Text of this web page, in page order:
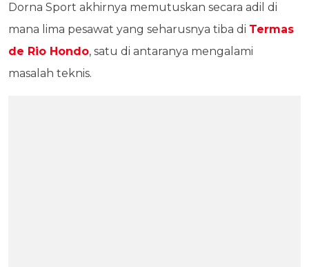
Dorna Sport akhirnya memutuskan secara adil di
mana lima pesawat yang seharusnya tiba di Termas
de Rio Hondo, satu di antaranya mengalami
masalah teknis.